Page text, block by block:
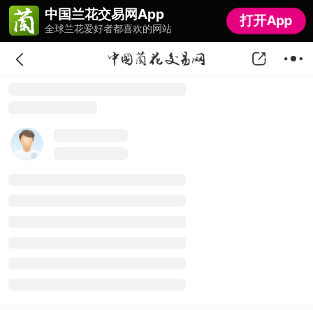
中国兰花交易网App
全球兰花爱好者都喜欢的网站 打开App
中国兰花交易网App
全球兰花爱好者都喜欢的网站 打开App